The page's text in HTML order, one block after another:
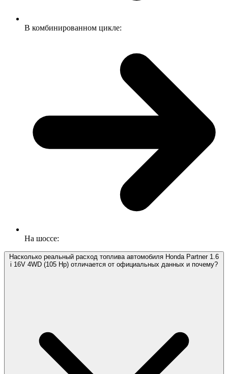
В комбинированном цикле:
На шоссе:
Насколько реальный расход топлива автомобиля Honda Partner 1.6
i 16V 4WD (105 Hp) отличается от официальных данных и почему?